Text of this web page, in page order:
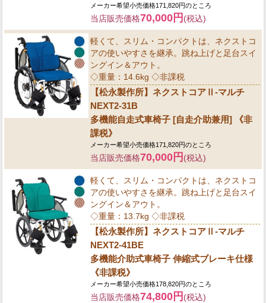
メーカー希望小売価格171,820円のところ
当店販売価格70,000円 (税込)
軽くて、スリム・コンパクトは、ネクストコ
アの使いやすさを継承。跳ね上げと足台スイ
ングイン＆アウト。
◇重量：14.6kg ◇非課税
【松永製作所】ネクストコアⅡ-マルチ
NEXT2-31B
多機能自走式車椅子 [自走介助兼用] 《非
課税》
メーカー希望小売価格171,820円のところ
当店販売価格70,000円 (税込)
軽くて、スリム・コンパクトは、ネクストコ
アの使いやすさを継承。跳ね上げと足台スイ
ングイン＆アウト。
◇重量：13.7kg ◇非課税
【松永製作所】ネクストコアⅡ-マルチ
NEXT2-41BE
多機能介助式車椅子 伸縮式ブレーキ仕様
《非課税》
メーカー希望小売価格178,820円のところ
当店販売価格74,800円 (税込)